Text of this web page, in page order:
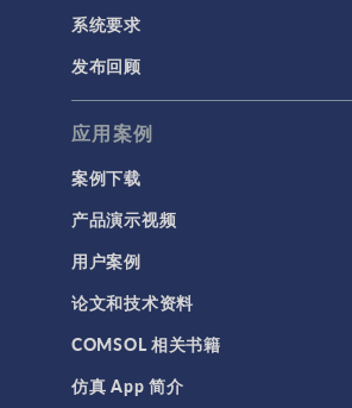
系统要求
发布回顾
应用案例
案例下载
产品演示视频
用户案例
论文和技术资料
COMSOL 相关书籍
仿真 App 简介